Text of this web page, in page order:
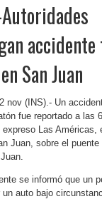
San Juan
nov (INS).- Un
fue reportado a las
Las Américas,
Juan, sobre el
se informó que un
un auto bajo